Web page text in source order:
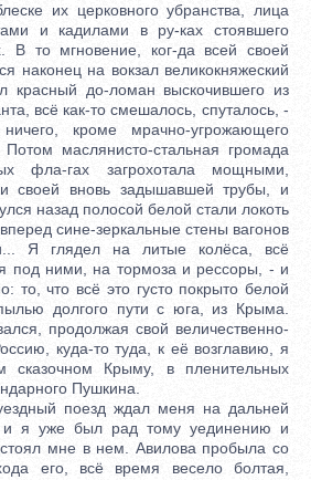
их церковного убранства, лица
и кадилами в ру-ках стоявшего
В то мгновение, ког-да всей своей
наконец на вокзал великокняжеский
красный до-ломан выскочившего из
всё как-то смешалось, спуталось, -
кроме мрачно-угрожающего
маслянисто-стальная громада
фла-гах загрохотала мощными,
своей вновь задышавшей трубы, и
назад полосой белой стали локоть
сине-зеркальные стены вагонов
Я глядел на литые колёса, всё
под ними, на тормоза и рессоры, - и
то, что всё это густо покрыто белой
долгого пути с юга, из Крыма.
продолжая свой величественно-
куда-то туда, к её возглавию, я
Крыму, в пленительных
Пушкина.
поезд ждал меня на дальней
и я уже был рад тому уединению и
мне в нем. Авилова пробыла со
его, всё время весело болтая,